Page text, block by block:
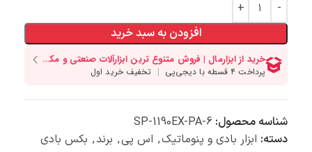
افزودن به سبد خرید
شناسه محصول: SP-1190EX-PA-6
دسته: ابزار بادی و پنوماتیک, اس پی, برند, بکس بادی